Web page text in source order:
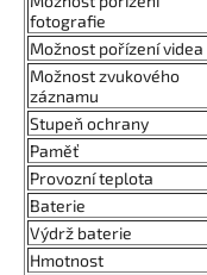
fotografie
Možnost pořízení videa
Možnost zvukového
záznamu
Stupeň ochrany
Paměť
Provozní teplota
Baterie
Výdrž baterie
Hmotnost